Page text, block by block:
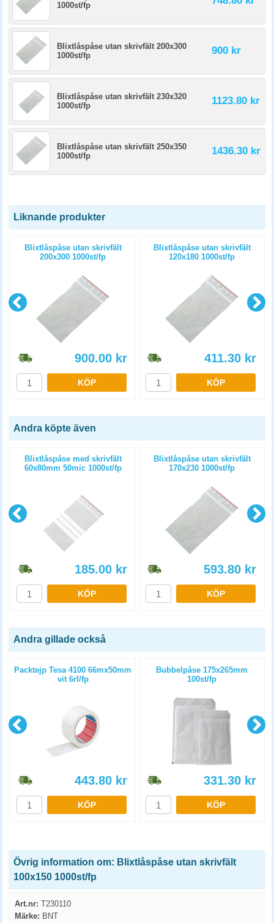
1000st/fp
Blixtlåspåse utan skrivfält 200x300
1000st/fp
900 kr
Blixtlåspåse utan skrivfält 230x320
1000st/fp
1123.80 kr
Blixtlåspåse utan skrivfält 250x350
1000st/fp
1436.30 kr
Liknande produkter
Blixtlåspåse utan skrivfält
200x300 1000st/fp
900.00 kr
KÖP
Blixtlåspåse utan skrivfält
120x180 1000st/fp
411.30 kr
KÖP
Andra köpte även
Blixtlåspåse med skrivfält
60x80mm 50mic 1000st/fp
185.00 kr
KÖP
Blixtlåspåse utan skrivfält
170x230 1000st/fp
593.80 kr
KÖP
Andra gillade också
Packtejp Tesa 4100 66mx50mm
vit 6rl/fp
443.80 kr
KÖP
Bubbelpåse 175x265mm
100st/fp
331.30 kr
KÖP
Övrig information om: Blixtlåspåse utan skrivfält
100x150 1000st/fp
Art.nr: T230110
Märke: BNT